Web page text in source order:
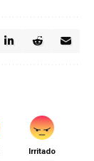
Irritado